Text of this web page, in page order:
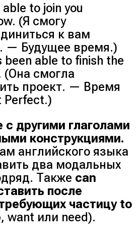
able to join you
(Я смогу
к вам
— Будущее время.)
been able to finish the
(Она смогла
проект. — Время
Perfect.)
с другими глаголами
конструкциями.
английского языка
два модальных
Также can
после
частицу to
want или need).